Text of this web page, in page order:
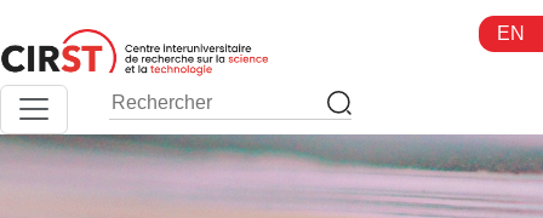
au
contenu
EN